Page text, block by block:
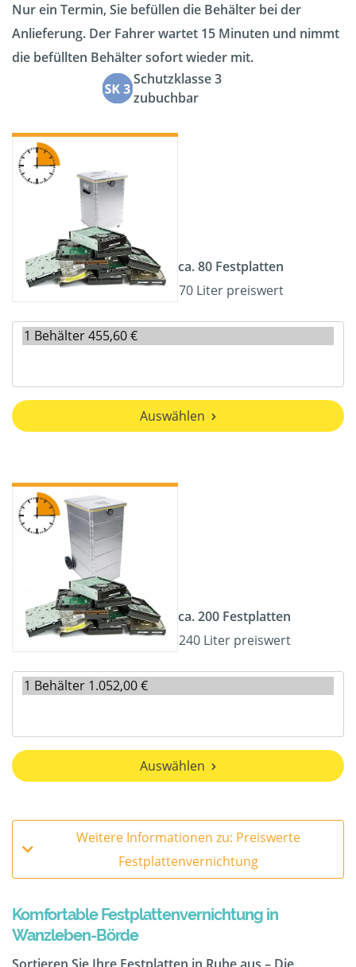
Nur ein Termin, Sie befüllen die Behälter bei der
Anlieferung. Der Fahrer wartet 15 Minuten und nimmt
die befüllten Behälter sofort wieder mit.
Schutzklasse 3
zubuchbar
ca. 80 Festplatten
70 Liter preiswert
Auswählen
ca. 200 Festplatten
240 Liter preiswert
Auswählen
Weitere Informationen zu: Preiswerte
Festplattenvernichtung
Komfortable Festplattenvernichtung in
Wanzleben-Börde